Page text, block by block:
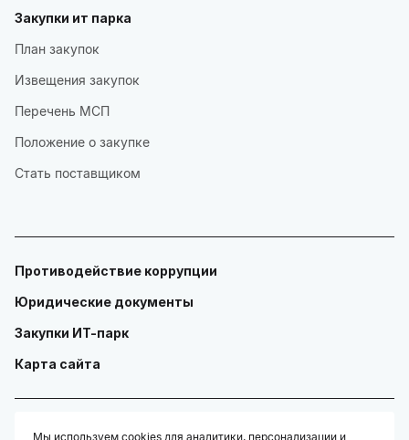
Закупки ит парка
План закупок
Извещения закупок
Перечень МСП
Положение о закупке
Стать поставщиком
Противодействие коррупции
Юридические документы
Закупки ИТ-парк
Карта сайта
Мы используем cookies для аналитики, персонализации и